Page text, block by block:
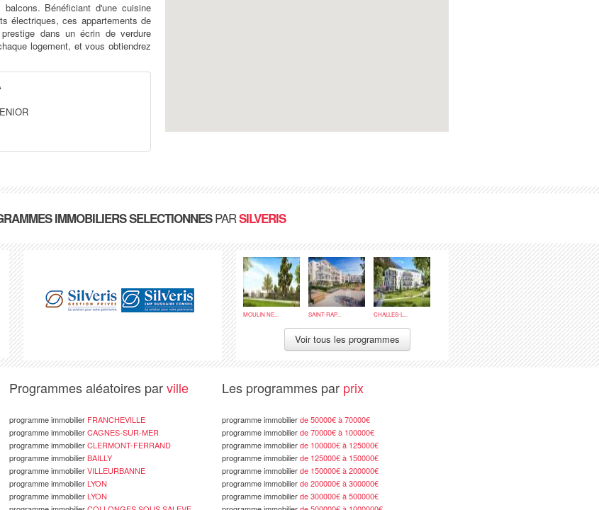
Bénéficiant d'une cuisine
électriques, ces appartements de
dans un écrin de verdure
logement, et vous obtiendrez
IMMOBILIERS SELECTIONNESPARSILVERIS
MOULIN NE... SAINT-RAP... CHALLES-L...
Voir tous les programmes
Programmes aléatoires parville
programme immobilier FRANCHEVILLE
programme immobilierCAGNES-SUR-MER
programme immobilierCLERMONT-FERRAND
programme immobilierBAILLY
programme immobilierVILLEURBANNE
programme immobilierLYON
programme immobilierLYON
Les programmes par prix
programme immobilierde 50000€ à 70000€
programme immobilierde 70000€ à 100000€
programme immobilierde 100000€ à 125000€
programme immobilierde 125000€ à 150000€
programme immobilierde 150000€ à 200000€
programme immobilierde 200000€ à 300000€
programme immobilierde 300000€ à 500000€